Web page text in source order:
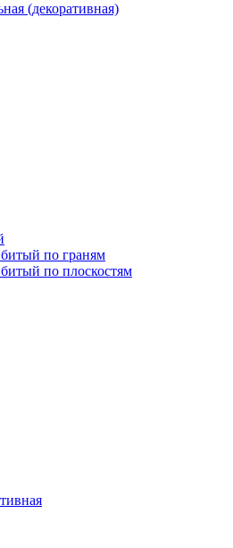
(декоративная)
по граням
по плоскостям